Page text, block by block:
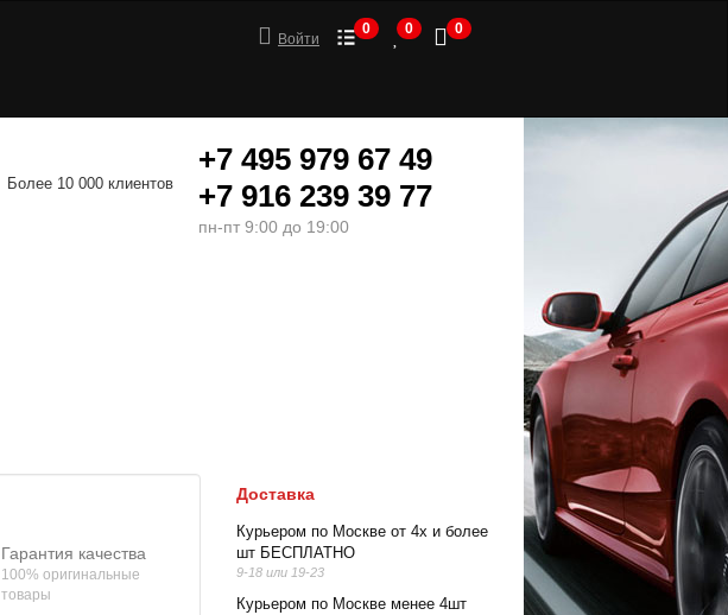
Войти
0 0 0
Более 10 000 клиентов
+7 495 979 67 49
+7 916 239 39 77
пн-пт 9:00 до 19:00
Гарантия качества
100% оригинальные
товары
Доставка
Курьером по Москве от 4х и более
шт БЕСПЛАТНО
9-18 или 19-23
Курьером по Москве менее 4шт